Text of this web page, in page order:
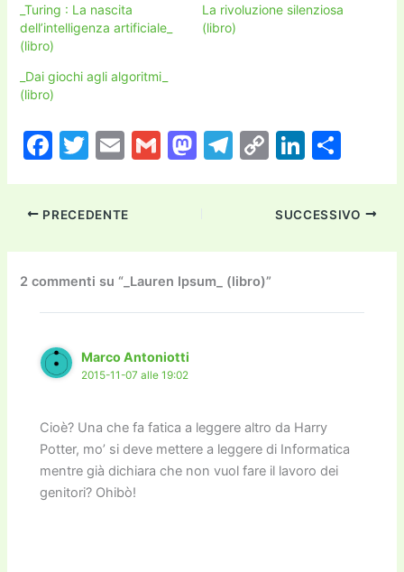
_Turing : La nascita
dell’intelligenza artificiale_
(libro)
La rivoluzione silenziosa
(libro)
_Dai giochi agli algoritmi_
(libro)
F
c
e
b
o
o
k
T
itt
er
E
ai
l
G
M
d
o
n
T
a
m
C
p
y
Li
n
k
Li
k
e
dI
n
di
vi
PRECEDENTE SUCCESSIVO
2 commenti su “_Lauren Ipsum_ (libro)”
Marco Antoniotti
2015-11-07 alle 19:02
Cioè? Una che fa fatica a leggere altro da Harry
Potter, mo’ si deve mettere a leggere di Informatica
mentre già dichiara che non vuol fare il lavoro dei
genitori? Ohibò!